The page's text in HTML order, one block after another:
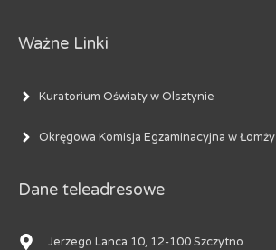
Ważne Linki
Kuratorium Oświaty w Olsztynie
Okręgowa Komisja Egzaminacyjna w Łomży
Dane teleadresowe
Jerzego Lanca 10, 12-100 Szczytno